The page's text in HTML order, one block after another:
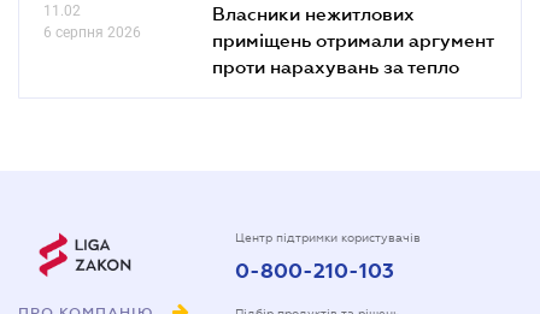
11.02
6 серпня 2026
Власники нежитлових
приміщень отримали аргумент
проти нарахувань за тепло
Центр підтримки користувачів
0-800-210-103